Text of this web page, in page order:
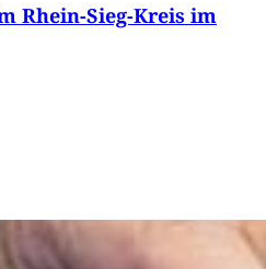
Rhein-Sieg-Kreis im